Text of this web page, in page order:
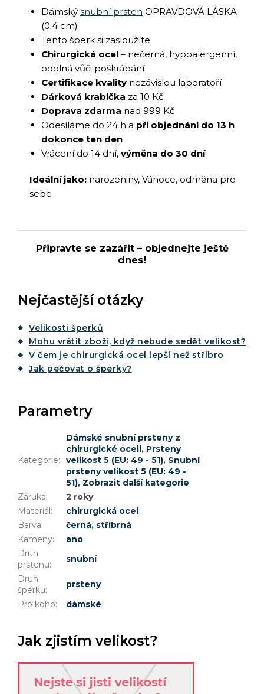
Dámský snubní prsten OPRAVDOVÁ LÁSKA
(0.4 cm)
Tento šperk si zasloužíte
Chirurgická ocel – nečerná, hypoalergenní,
odolná vůči poškrábání
Certifikace kvality nezávislou laboratoří
Dárková krabička za 10 Kč
Doprava zdarma nad 999 Kč
Odesíláme do 24 h a při objednání do 13 h
dokonce ten den
Vrácení do 14 dní, výměna do 30 dní
Ideální jako: narozeniny, Vánoce, odměna pro
sebe
Připravte se zazářit – objednejte ještě
dnes!
Nejčastější otázky
Velikosti šperků
Mohu vrátit zboží, když nebude sedět velikost?
V čem je chirurgická ocel lepší než stříbro
Jak pečovat o šperky?
Parametry
Kategorie:
Dámské snubní prsteny z
chirurgické oceli, Prsteny
velikost 5 (EU: 49 - 51), Snubní
prsteny velikost 5 (EU: 49 -
51), Zobrazit další kategorie
Záruka:
2 roky
Materiál:
chirurgická ocel
Barva: černá, stříbrná
Kameny:
ano
Druh
prstenu:
snubní
Druh
šperku:
prsteny
Pro koho: dámské
Jak zjistím velikost?